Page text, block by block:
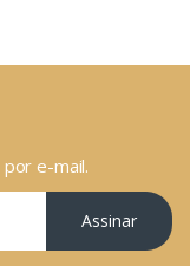
por e-mail.
Assinar